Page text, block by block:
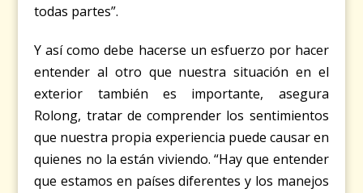
todas partes”.
Y así como debe hacerse un esfuerzo por hacer
entender al otro que nuestra situación en el
exterior también es importante, asegura
Rolong, tratar de comprender los sentimientos
que nuestra propia experiencia puede causar en
quienes no la están viviendo. “Hay que entender
que estamos en países diferentes y los manejos